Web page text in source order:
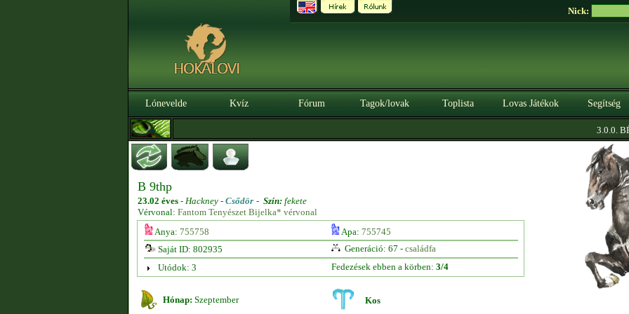
Nick:
Lónevelde Kvíz Fórum Tagok/lovak Toplista Lovas Játékok Segítség
3.0.0.
B 9thp
23.02 éves - Hackney - Csődör - Szín: fekete
Vérvonal: Fantom Tenyészet Bijelka* vérvonal
Anya: 755758 Apa: 755745
Saját ID: 802935
Generáció: 67 - családfa
Utódok: 3
Fedezések ebben a körben: 3/4
Hónap: Szeptember Kos